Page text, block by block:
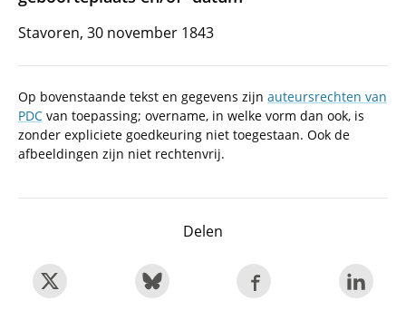
Stavoren, 30 november 1843
Op bovenstaande tekst en gegevens zijn auteursrechten van
PDC van toepassing; overname, in welke vorm dan ook, is
zonder expliciete goedkeuring niet toegestaan. Ook de
afbeeldingen zijn niet rechtenvrij.
Delen